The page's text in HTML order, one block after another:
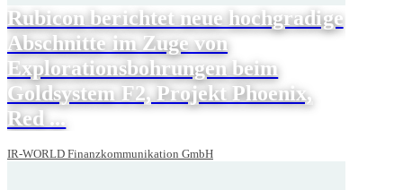
Rubicon berichtet neue hochgradige
Abschnitte im Zuge von
Explorationsbohrungen beim
Goldsystem F2, Projekt Phoenix,
Red ...
IR-WORLD Finanzkommunikation GmbH